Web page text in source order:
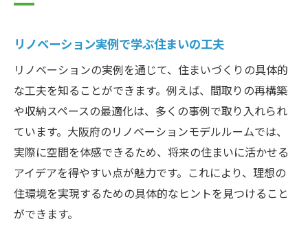
リノベーション実例で学ぶ住まいの工夫
リノベーションの実例を通じて、住まいづくりの具体的
な工夫を知ることができます。例えば、間取りの再構築
や収納スペースの最適化は、多くの事例で取り入れられ
ています。大阪府のリノベーションモデルルームでは、
実際に空間を体感できるため、将来の住まいに活かせる
アイデアを得やすい点が魅力です。これにより、理想の
住環境を実現するための具体的なヒントを見つけること
ができます。